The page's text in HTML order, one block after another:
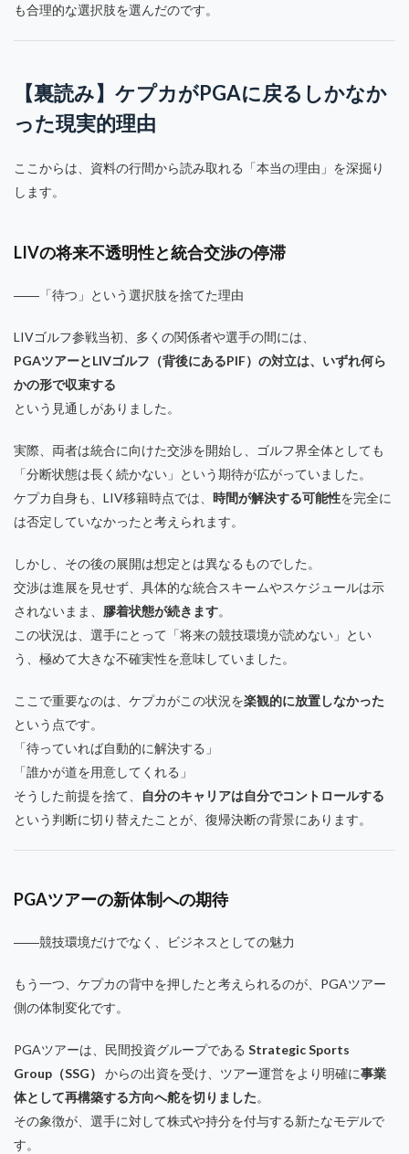
も合理的な選択肢を選んだのです。
【裏読み】ケプカがPGAに戻るしかなか
った現実的理由
ここからは、資料の行間から読み取れる「本当の理由」を深掘り
します。
LIVの将来不透明性と統合交渉の停滞
――「待つ」という選択肢を捨てた理由
LIVゴルフ参戦当初、多くの関係者や選手の間には、
PGAツアーとLIVゴルフ （背後にあるPIF）の対立は、いずれ何ら
かの形で収束する
という見通しがありました。
実際、両者は統合に向けた交渉を開始し、ゴルフ界全体としても
「分断状態は長く続かない」という期待が広がっていました。
ケプカ自身も、LIV移籍時点では、 時間が解決する可能性を完全に
は否定していなかったと考えられます。
しかし、その後の展開は想定とは異なるものでした。
交渉は進展を見せず、具体的な統合スキームやスケジュールは示
されないまま、 膠着状態が続きます。
この状況は、選手にとって「将来の競技環境が読めない」とい
う、極めて大きな不確実性を意味していました。
ここで重要なのは、ケプカがこの状況を楽観的に放置しなかった
という点です。
「待っていれば自動的に解決する」
「誰かが道を用意してくれる」
そうした前提を捨て、
自分のキャリアは自分でコントロールする
という判断に切り替えたことが、復帰決断の背景にあります。
PGAツアーの新体制への期待
――競技環境だけでなく、ビジネスとしての魅力
もう一つ、ケプカの背中を押したと考えられるのが、PGAツアー
側の体制変化です。
PGAツアーは、民間投資グループである Strategic Sports
Group （SSG） からの出資を受け、ツアー運営をより明確に事業
体として再構築する方向へ舵を切りました。
その象徴が、選手に対して株式や持分を付与する新たなモデルで
す。